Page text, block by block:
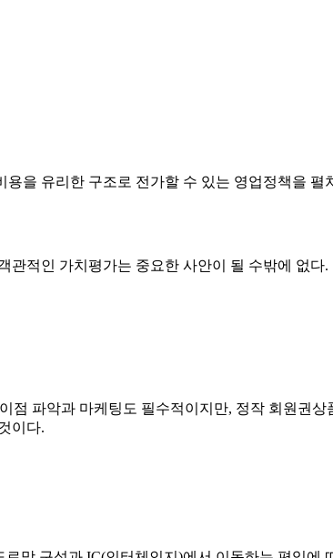
을 유리한 구조로 전가할 수 있는 영업정책을 펼
관적인 가치평가는 중요한 사안이 될 수밖에 없다.
점 파악과 마케팅도 필수적이지만, 정작 회원권
이다.